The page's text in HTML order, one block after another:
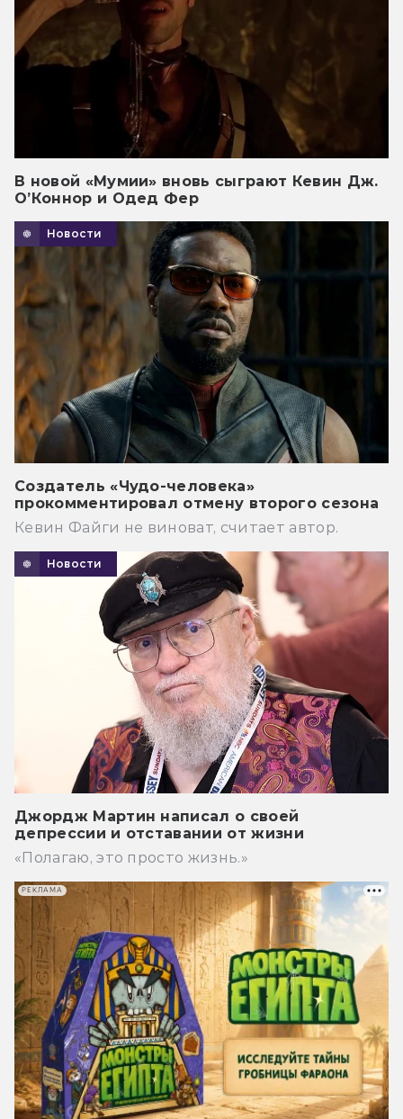
В новой «Мумии» вновь сыграют Кевин Дж.
О’Коннор и Одед Фер
Новости
Создатель «Чудо-человека»
прокомментировал отмену второго сезона
Кевин Файги не виноват, считает автор.
Новости
Джордж Мартин написал о своей
депрессии и отставании от жизни
«Полагаю, это просто жизнь.»
РЕКЛАМА